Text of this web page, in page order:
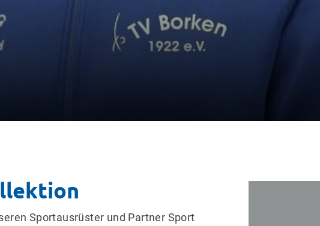
Sportausrüster und Partner Sport